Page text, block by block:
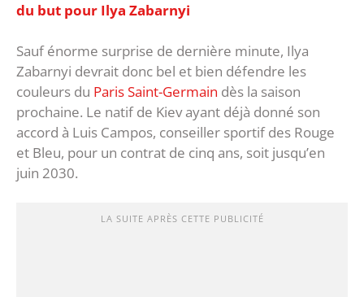
du but pour Ilya Zabarnyi
Sauf énorme surprise de dernière minute, Ilya
Zabarnyi devrait donc bel et bien défendre les
couleurs du Paris Saint-Germain dès la saison
prochaine. Le natif de Kiev ayant déjà donné son
accord à Luis Campos, conseiller sportif des Rouge
et Bleu, pour un contrat de cinq ans, soit jusqu’en
juin 2030.
LA SUITE APRÈS CETTE PUBLICITÉ